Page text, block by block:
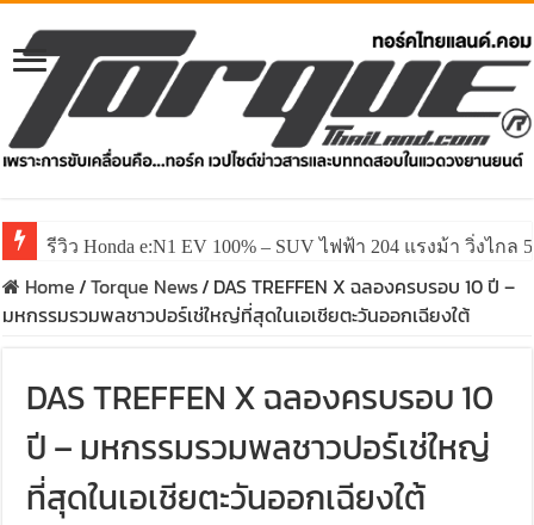
รีวิว ลองขับ All New GWM HAVAL H6 ปรับโฉมหน้าใหม่
Home/Torque News/ DAS TREFFEN X ฉลองครบรอบ 10 ปี –
มหกรรมรวมพลชาวปอร์เช่ใหญ่ที่สุดในเอเชียตะวันออกเฉียงใต้
DAS TREFFEN X ฉลองครบรอบ 10
ปี – มหกรรมรวมพลชาวปอร์เช่ใหญ่
ที่สุดในเอเชียตะวันออกเฉียงใต้